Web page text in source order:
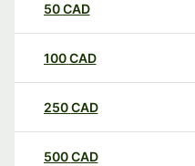
50CAD
100CAD
250CAD
500CAD